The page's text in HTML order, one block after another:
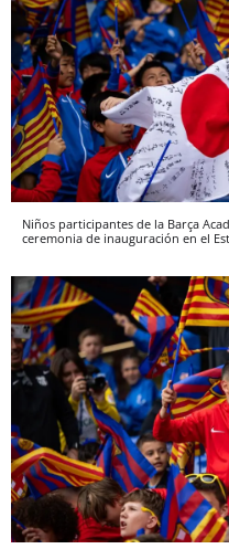
Niños participantes de la Barça
ceremonia de inauguración en el